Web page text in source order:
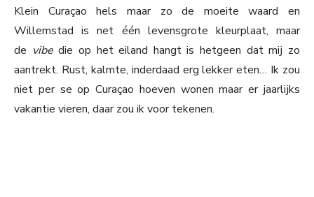
Klein Curaçao hels maar zo de moeite waard en
Willemstad is net één levensgrote kleurplaat, maar
de vibedie op het eiland hangt is hetgeen dat mij zo
aantrekt. Rust, kalmte, inderdaad erg lekker eten… Ik zou
niet per se op Curaçao hoeven wonen maar er jaarlijks
vakantie vieren, daar zou ik voor tekenen.